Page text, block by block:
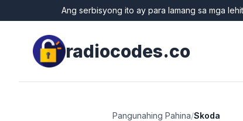
Ang serbisyong ito ay para lamang sa mga
radiocodes.co
Pangunahing Pahina/Skoda